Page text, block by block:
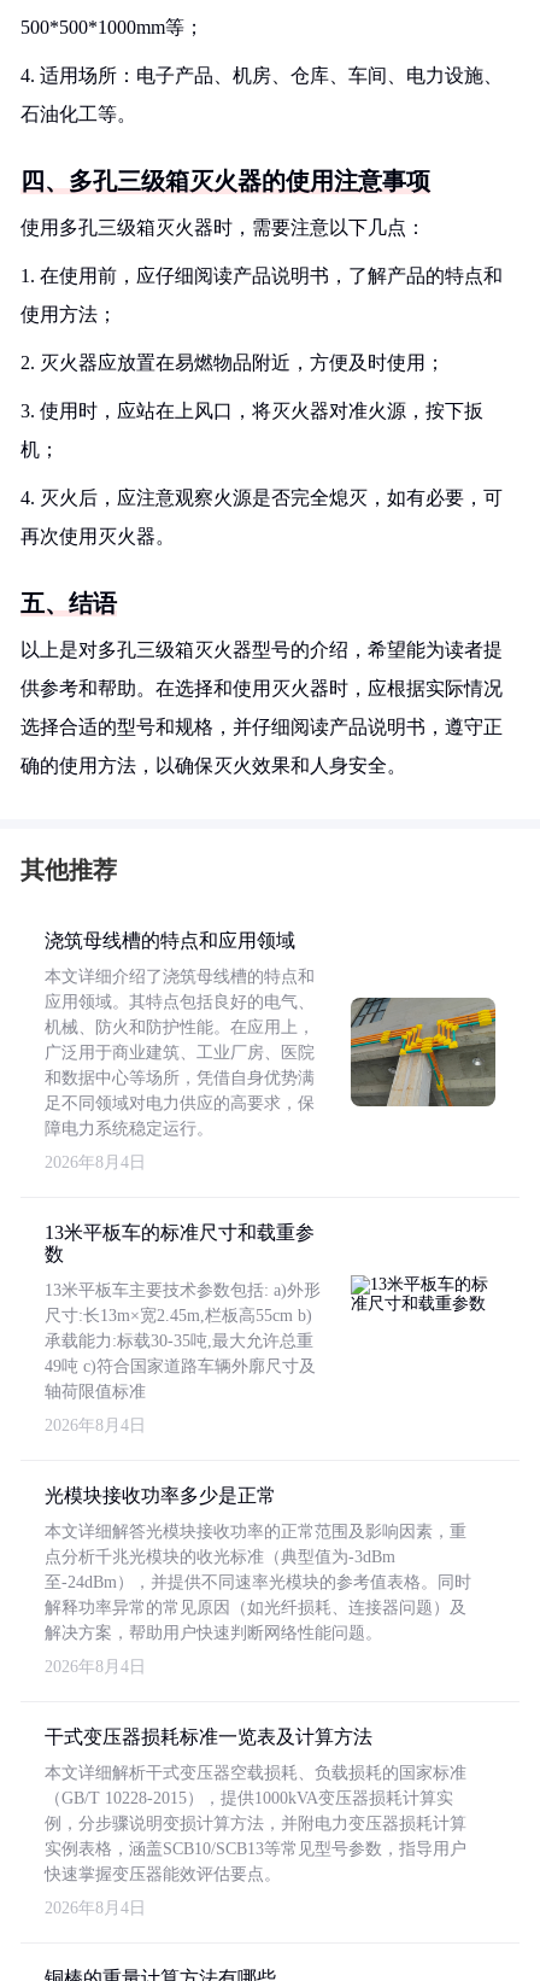
500*500*1000mm等；
4. 适用场所：电子产品、机房、仓库、车间、电力设施、
石油化工等。
四、多孔三级箱灭火器的使用注意事项
使用多孔三级箱灭火器时，需要注意以下几点：
1. 在使用前，应仔细阅读产品说明书，了解产品的特点和
使用方法；
2. 灭火器应放置在易燃物品附近，方便及时使用；
3. 使用时，应站在上风口，将灭火器对准火源，按下扳
机；
4. 灭火后，应注意观察火源是否完全熄灭，如有必要，可
再次使用灭火器。
五、结语
以上是对多孔三级箱灭火器型号的介绍，希望能为读者提
供参考和帮助。在选择和使用灭火器时，应根据实际情况
选择合适的型号和规格，并仔细阅读产品说明书，遵守正
确的使用方法，以确保灭火效果和人身安全。
其他推荐
浇筑母线槽的特点和应用领域
本文详细介绍了浇筑母线槽的特点和
应用领域。其特点包括良好的电气、
机械、防火和防护性能。在应用上，
广泛用于商业建筑、工业厂房、医院
和数据中心等场所，凭借自身优势满
足不同领域对电力供应的高要求，保
障电力系统稳定运行。
2026年8月4日
13米平板车的标准尺寸和载重参
数
13米平板车主要技术参数包括: a)外形
尺寸:长13m×宽2.45m,栏板高55cm b)
承载能力:标载30-35吨,最大允许总重
49吨 c)符合国家道路车辆外廓尺寸及
轴荷限值标准
2026年8月4日
光模块接收功率多少是正常
本文详细解答光模块接收功率的正常范围及影响因素，重
点分析千兆光模块的收光标准（典型值为-3dBm
至-24dBm），并提供不同速率光模块的参考值表格。同时
解释功率异常的常见原因（如光纤损耗、连接器问题）及
解决方案，帮助用户快速判断网络性能问题。
2026年8月4日
干式变压器损耗标准一览表及计算方法
本文详细解析干式变压器空载损耗、负载损耗的国家标准
（GB/T 10228-2015），提供1000kVA变压器损耗计算实
例，分步骤说明变损计算方法，并附电力变压器损耗计算
实例表格，涵盖SCB10/SCB13等常见型号参数，指导用户
快速掌握变压器能效评估要点。
2026年8月4日